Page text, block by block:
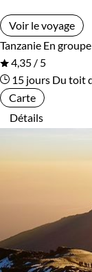
Voir le voyage
Tanzanie En groupe
4,35 / 5
15 jours Du toit
Carte
Détails